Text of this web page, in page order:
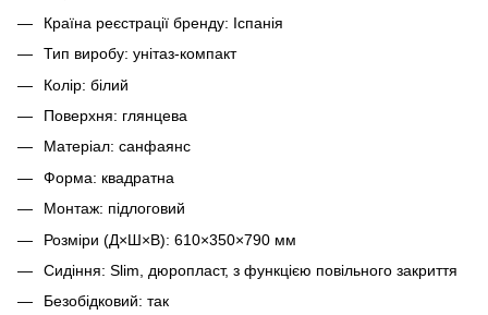
Країна реєстрації бренду: Іспанія
Тип виробу: унітаз-компакт
Колір: білий
Поверхня: глянцева
Матеріал: санфаянс
Форма: квадратна
Монтаж: підлоговий
Розміри (Д×Ш×В): 610×350×790 мм
Сидіння: Slim, дюропласт, з функцією повільного закриття
Безобідковий: так